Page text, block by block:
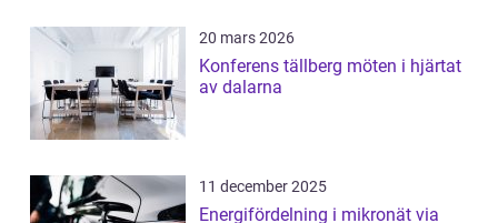
20 mars 2026
Konferens tällberg möten i hjärtat
av dalarna
11 december 2025
Energifördelning i mikronät via